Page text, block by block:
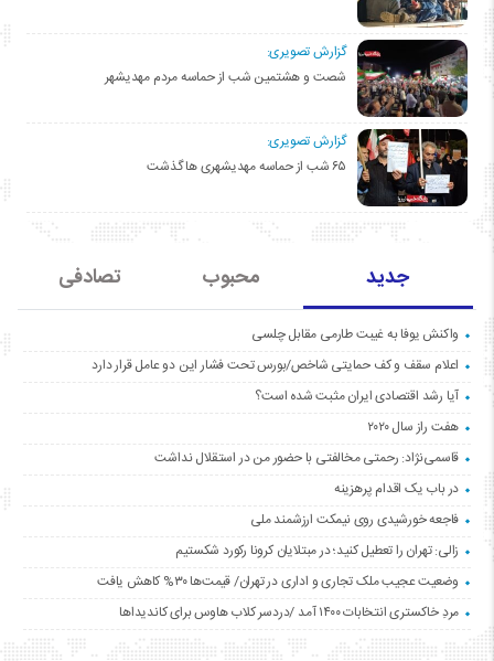
گزارش تصویری:
شصت و هشتمین شب از حماسه مردم مهدیشهر
گزارش تصویری:
۶۵ شب از حماسه مهدیشهری ها گذشت
جدید محبوب تصادفی
واکنش یوفا به غیبت طارمی مقابل چلسی
اعلام سقف و کف حمایتی شاخص/بورس تحت فشار این دو عامل قرار دارد
آیا رشد اقتصادی ایران مثبت شده است؟
هفت راز سال ۲۰۲۰
قاسمی‌نژاد: رحمتی مخالفتی با حضور من در استقلال نداشت
در باب یک اقدام پرهزینه
فاجعه خورشیدی روی نیمکت ارزشمند ملی
زالی: تهران را تعطیل کنید؛ در مبتلایان کرونا رکورد شکستیم
وضعیت عجیب ملک تجاری و اداری در تهران/ قیمت‌ها ۳۰% کاهش یافت
مردِ خاکستری انتخابات ۱۴۰۰ آمد /دردسر کلاب هاوس برای کاندیداها